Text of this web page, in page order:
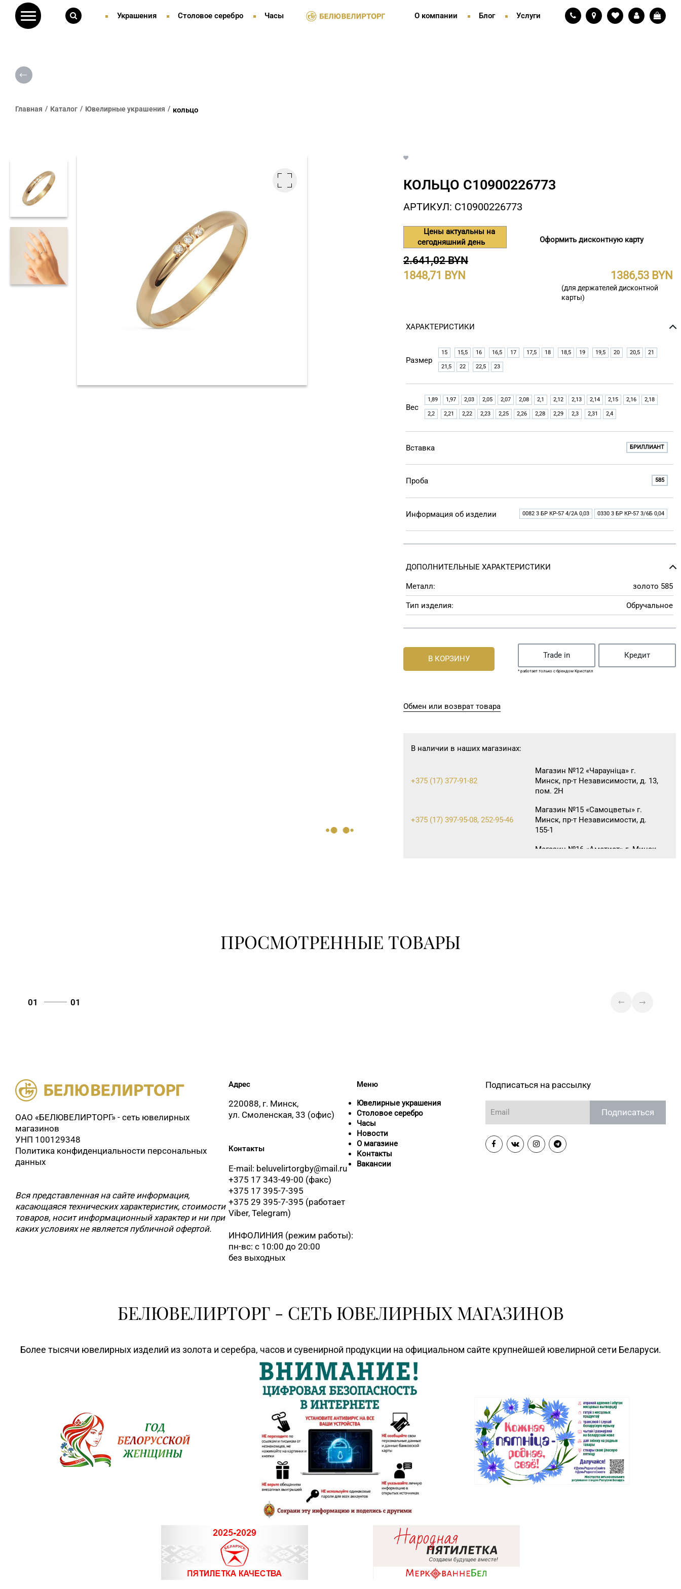
Украшения Столовое серебро Часы О компании Блог Услуги
Главная Каталог Ювелирные украшения кольцо
КОЛЬЦО С10900226773
АРТИКУЛ: С10900226773
Цены актуальны на
сегодняшний день
Оформить дисконтную карту
2.641,02 BYN
1848,71 1386,53
(для держателей дисконтной
карты)
ХАРАКТЕРИСТИКИ
Размер
15 15,5 16 16,5 17 17,5 18 18,5 19 19,5 20 20,5 21
21,5 22 22,5 23
Вес
1,89 1,97 2,03 2,05 2,07 2,08 2,1 2,12 2,13 2,14 2,15 2,16 2,18
2,2 2,21 2,22 2,23 2,25 2,26 2,28 2,29 2,3 2,31 2,4
Вставка БРИЛЛИАНТ
Проба 585
Информация об изделии 0082 3 БР КР-57 4/2A 0,03 0330 3 БР КР-57 3/6Б 0,04
ДОПОЛНИТЕЛЬНЫЕ ХАРАКТЕРИСТИКИ
Металл: золото 585
Тип изделия: Обручальное
В КОРЗИНУ Trade in Кредит
* работает только с брендом Кристалл
Обмен или возврат товара
В наличии в наших магазинах:
+375 (17) 377-91-82
Магазин №12 «Чараунiца» г.
Минск, пр-т Независимости, д. 13,
пом. 2Н
+375 (17) 397-95-08, 252-95-46
Магазин №15 «Самоцветы» г.
Минск, пр-т Независимости, д.
155-1
Магазин №16 «Аметист» г. Минск,
2, пом. 403, верхний уровень
Минск, ул. Козлова, д. 6-46
+375 (17) 393-83-05, 338-23-34, 364-
62-94
Магазин №47 «Кристалл» г.
Минск, ул. Притыцкого, д. 78-848
+375 (17) 353-70-00, 354-49-42
пярсценак» г. Минск, ул. М. Танка,
д. 34/1-65 (временно
Гостинец, д. 94-91
8 (0176) 52-62-89
Гостинец, д. 67А-1, часть пом.
8 (01795) 2-59-92
8 (0177) 96-52-31, 96-49-17
Магазин №35 «Жемчужина» г.
Борисов, пр-т Революции, д. 19,
пом. 1
8 (0174) 23-58-02, 23-58-03
Магазин №37 «Малахит» г.
Солигорск, ул. Ленина, д. 49-160
8 (01715) 6-80-02
Магазин №62 «БЕЛЮВЕЛИРТОРГ»
г. Березино, ул. Октябрьская, д. 2Б
8 (01713) 4-53-66
8 (0162) 32-25-26, 29-18-00, 29-18-01
8 (0162) 51-77-03
ПРОСМОТРЕННЫЕ ТОВАРЫ
01 01
ОАО «БЕЛЮВЕЛИРТОРГ» - сеть ювелирных
магазинов
УНП 100129348
Политика конфиденциальности персональных
данных
Вся представленная на сайте информация,
касающаяся технических характеристик, стоимости
товаров, носит информационный характер и ни при
каких условиях не является публичной офертой.
Адрес
220088, г. Минск,
ул. Смоленская, 33 (офис)
Контакты
E-mail: beluvelirtorgby@mail.ru
+375 17 343-49-00 (факс)
+375 17 395-7-395
+375 29 395-7-395 (работает
Viber, Telegram)
ИНФОЛИНИЯ (режим работы):
пн-вс: с 10:00 до 20:00
без выходных
Меню
Ювелирные украшения
Столовое серебро
Часы
Новости
О магазине
Контакты
Вакансии
Подписаться на рассылку
Подписаться
БЕЛЮВЕЛИРТОРГ - СЕТЬ ЮВЕЛИРНЫХ МАГАЗИНОВ
Более тысячи ювелирных изделий из золота и серебра, часов и сувенирной продукции на официальном сайте крупнейшей ювелирной сети Беларуси.